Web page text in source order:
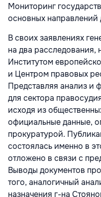
Мониторинг
основных
В своих заявлениях
на два расследования,
Институтом
и Центром правовых
Представляя анализ и
для сектора
исходя из
официальные данные,
прокуратурой.
состоялась именно в
отложено в связи с
Выводы документов
того, аналогичный
назначения г-на